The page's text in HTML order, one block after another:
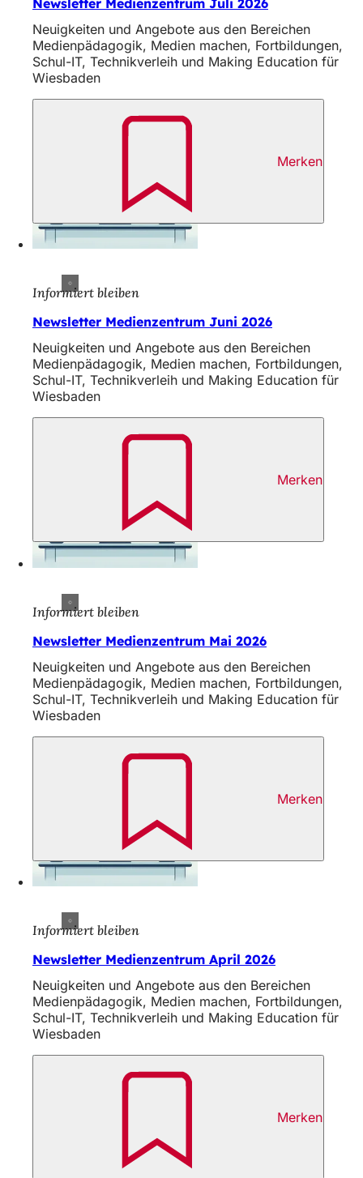
Neuigkeiten und Angebote aus den Bereichen
Medienpädagogik, Medien machen, Fortbildungen,
Schul-IT, Technikverleih und Making Education für
Wiesbaden
Merken
Informiert bleiben
Newsletter Medienzentrum Juni 2026
Neuigkeiten und Angebote aus den Bereichen
Medienpädagogik, Medien machen, Fortbildungen,
Schul-IT, Technikverleih und Making Education für
Wiesbaden
Merken
Informiert bleiben
Newsletter Medienzentrum Mai 2026
Neuigkeiten und Angebote aus den Bereichen
Medienpädagogik, Medien machen, Fortbildungen,
Schul-IT, Technikverleih und Making Education für
Wiesbaden
Merken
Informiert bleiben
Newsletter Medienzentrum April 2026
Neuigkeiten und Angebote aus den Bereichen
Medienpädagogik, Medien machen, Fortbildungen,
Schul-IT, Technikverleih und Making Education für
Wiesbaden
Merken